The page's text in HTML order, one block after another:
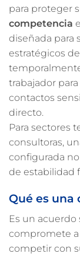
para proteger
competencia
diseñada para
estratégicos
trabajador
contactos
directo.
Para sectores
consultoras,
configurada
de estabilidad
Qué es una
Es un
compromete a
competir con